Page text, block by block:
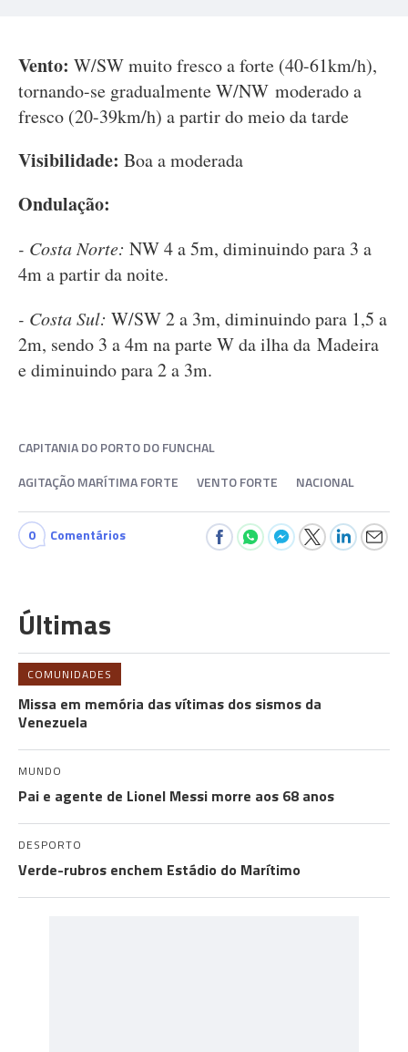
Vento: W/SW muito fresco a forte (40-61km/h),
tornando-se gradualmente W/NW moderado a
fresco (20-39km/h) a partir do meio da tarde
Visibilidade: Boa a moderada
Ondulação:
- Costa Norte: NW 4 a 5m, diminuindo para 3 a
4m a partir da noite.
- Costa Sul: W/SW 2 a 3m, diminuindo para 1,5 a
2m, sendo 3 a 4m na parte W da ilha da Madeira
e diminuindo para 2 a 3m.
CAPITANIA DO PORTO DO FUNCHAL
AGITAÇÃO MARÍTIMA FORTE
VENTO FORTE NACIONAL
0 Comentários
Últimas
COMUNIDADES
Missa em memória das vítimas dos sismos da
Venezuela
MUNDO
Pai e agente de Lionel Messi morre aos 68 anos
DESPORTO
Verde-rubros enchem Estádio do Marítimo